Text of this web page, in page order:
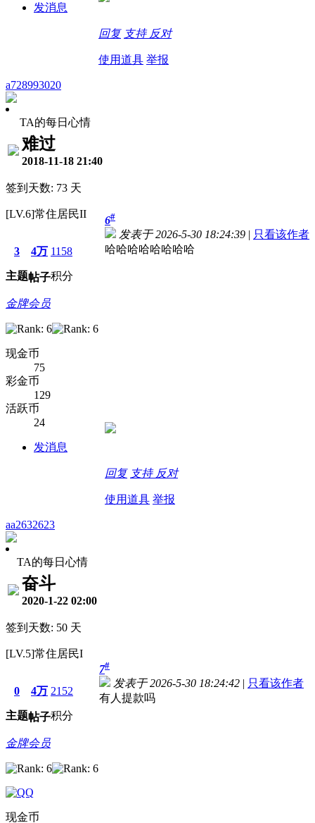
发消息
回复 支持 反对
使用道具 举报
a728993020
TA的每日心情
难过
2018-11-18 21:40
签到天数: 73 天
[LV.6]常住居民II
3
主题
4万
帖子
1158
积分
金牌会员
现金币
75
彩金币
129
活跃币
24
发消息
6#
发表于 2026-5-30 18:24:39 | 只看该作者
哈哈哈哈哈哈哈哈
回复 支持 反对
使用道具 举报
aa2632623
TA的每日心情
奋斗
2020-1-22 02:00
签到天数: 50 天
[LV.5]常住居民I
0
主题
4万
帖子
2152
积分
金牌会员
现金币
7#
发表于 2026-5-30 18:24:42 | 只看该作者
有人提款吗